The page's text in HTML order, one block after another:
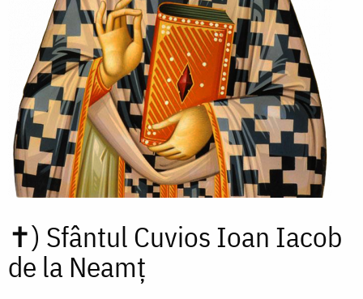
✝) Sfântul Cuvios Ioan Iacob
de la Neamț